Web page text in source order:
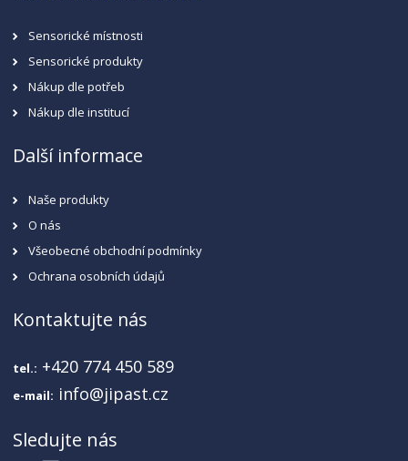
Sensorické místnosti
Sensorické produkty
Nákup dle potřeb
Nákup dle institucí
Další informace
Naše produkty
O nás
Všeobecné obchodní podmínky
Ochrana osobních údajů
Kontaktujte nás
tel.: +420 774 450 589
e-mail: info@jipast.cz
Sledujte nás